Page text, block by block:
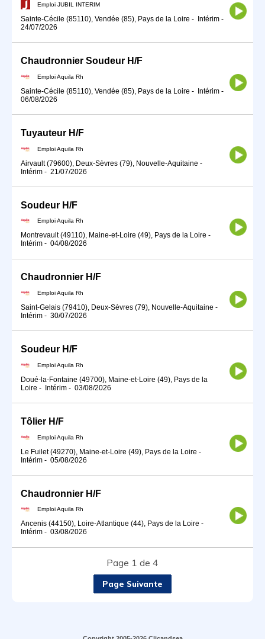
Emploi JUBIL INTERIM
Sainte-Cécile (85110), Vendée (85), Pays de la Loire - Intérim -
24/07/2026
Chaudronnier Soudeur H/F
Emploi Aquila Rh
Sainte-Cécile (85110), Vendée (85), Pays de la Loire - Intérim -
06/08/2026
Tuyauteur H/F
Emploi Aquila Rh
Airvault (79600), Deux-Sèvres (79), Nouvelle-Aquitaine -
Intérim - 21/07/2026
Soudeur H/F
Emploi Aquila Rh
Montrevault (49110), Maine-et-Loire (49), Pays de la Loire -
Intérim - 04/08/2026
Chaudronnier H/F
Emploi Aquila Rh
Saint-Gelais (79410), Deux-Sèvres (79), Nouvelle-Aquitaine -
Intérim - 30/07/2026
Soudeur H/F
Emploi Aquila Rh
Doué-la-Fontaine (49700), Maine-et-Loire (49), Pays de la
Loire - Intérim - 03/08/2026
Tôlier H/F
Emploi Aquila Rh
Le Fuilet (49270), Maine-et-Loire (49), Pays de la Loire -
Intérim - 05/08/2026
Chaudronnier H/F
Emploi Aquila Rh
Ancenis (44150), Loire-Atlantique (44), Pays de la Loire -
Intérim - 03/08/2026
Page 1 de 4
Page Suivante